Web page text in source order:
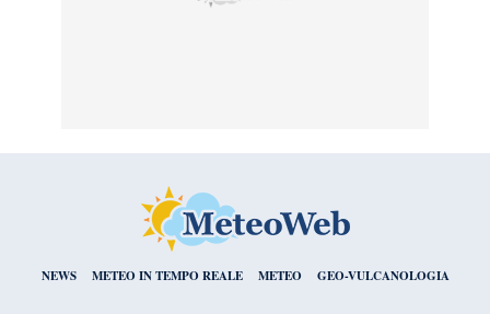
NEWS METEO IN TEMPO REALE METEO GEO-VULCANOLOGIA